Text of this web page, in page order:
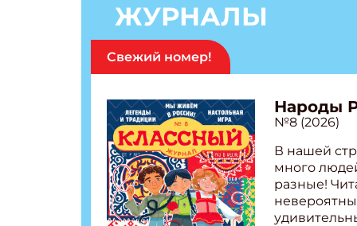
ЖУРНАЛЫ
Свежий номер!
Народы
№8 (2026)
В нашей
много
разные!